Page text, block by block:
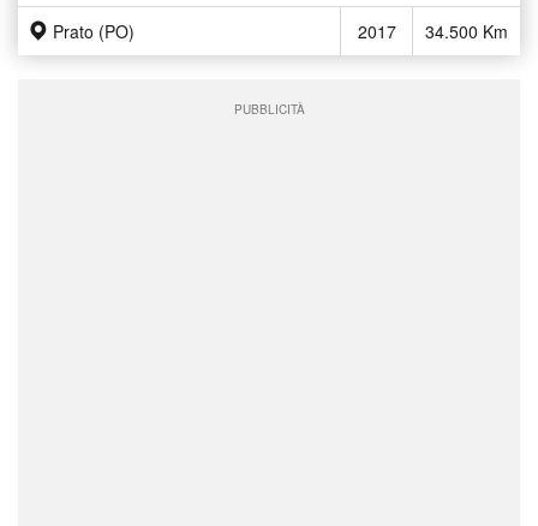
Prato (PO) 2017 34.500 Km
PUBBLICITÀ